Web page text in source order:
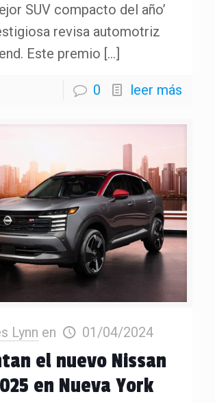
SUV compacto del año’
revisa automotriz
Este premio […]
0 leer más
Lynn en 01/04/2024
el nuevo Nissan
en Nueva York